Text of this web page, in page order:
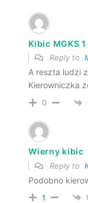
Kibic MGKS 1
Reply to
A reszta ludzi
Kierowniczka
0
Wierny kibic
Reply to
Podobno
1